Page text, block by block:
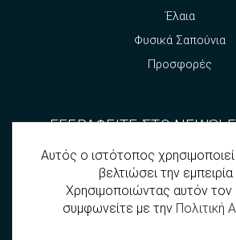
Έλαια
Φυσικά Σαπούνια
Προσφορές
ΕΓΓΡΑΦΕΙΤΕ ΣΤΟ
Αυτός ο ιστότοπος
βελτιώσει την
Χρησιμοποιώντας αυτόν τον
συμφωνείτε με την Πολιτική